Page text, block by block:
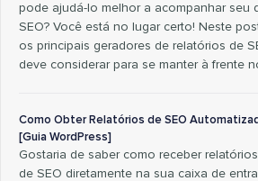
pode ajudá-lo melhor a acompanhar seu
SEO? Você está no lugar certo! Neste
os principais geradores de relatórios de
deve considerar para se manter à frente
Como Obter Relatórios de SEO
[Guia WordPress]
Gostaria de saber como receber
de SEO diretamente na sua caixa de